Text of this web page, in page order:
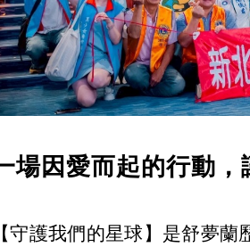
場因愛而起的行動，
【守護我們的星球】是舒夢